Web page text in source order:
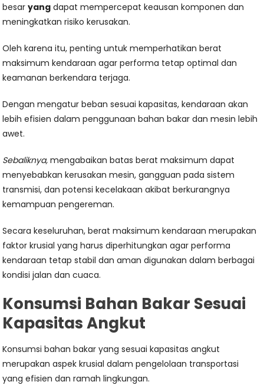
besaryang dapat mempercepat keausan komponen dan
meningkatkan risiko kerusakan.
Oleh karena itu, penting untuk memperhatikan berat
maksimum kendaraan agar performa tetap optimal dan
keamanan berkendara terjaga.
Dengan mengatur beban sesuai kapasitas, kendaraan akan
lebih efisien dalam penggunaan bahan bakar dan mesin lebih
awet.
Sebaliknya, mengabaikan batas berat maksimum dapat
menyebabkan kerusakan mesin, gangguan pada sistem
transmisi, dan potensi kecelakaan akibat berkurangnya
kemampuan pengereman.
Secara keseluruhan, berat maksimum kendaraan merupakan
faktor krusial yang harus diperhitungkan agar performa
kendaraan tetap stabil dan aman digunakan dalam berbagai
kondisi jalan dan cuaca.
Konsumsi Bahan Bakar Sesuai
Kapasitas Angkut
Konsumsi bahan bakar yang sesuai kapasitas angkut
merupakan aspek krusial dalam pengelolaan transportasi
yang efisien dan ramah lingkungan.